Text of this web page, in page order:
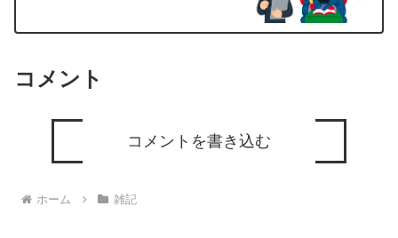
コメント
コメントを書き込む
ホーム 雑記